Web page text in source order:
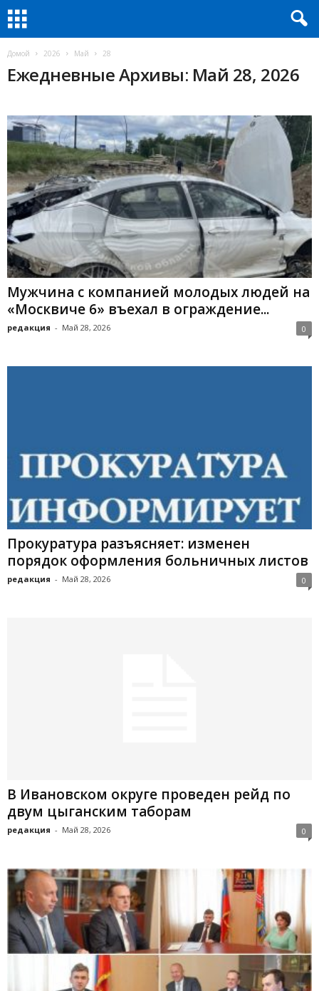
Домой 2026 Май 28
Ежедневные Архивы: Май 28, 2026
Мужчина с компанией молодых людей на
«Москвиче 6» въехал в ограждение...
редакция - Май 28, 2026 0
Прокуратура разъясняет: изменен
порядок оформления больничных листов
редакция - Май 28, 2026 0
В Ивановском округе проведен рейд по
двум цыганским таборам
редакция - Май 28, 2026 0